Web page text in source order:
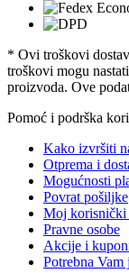
* Ovi troškovi
troškovi mogu
proizvoda. Ove
Pomoć i podrška
Kako izvršiti
Otprema i
Mogućnosti
Povrat pošiljke
Moj korisnički
Pravne osobe
Akcije i
Potrebna Vam